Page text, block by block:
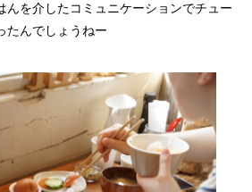
んを介したコミュニケーションでチュー
たんでしょうねー